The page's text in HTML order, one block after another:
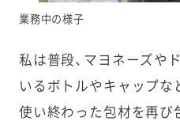
業務中の様子
私は普段、マヨネーズや
いるボトルやキャップな
使い終わった包材を再び